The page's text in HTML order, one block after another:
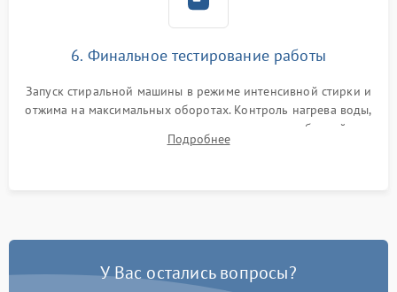
6. Финальное тестирование работы
Запуск стиральной машины в режиме интенсивной стирки и
отжима на максимальных оборотах. Контроль нагрева воды,
корректности слива, отсутствия излишних вибраций,
посторонних стуков и протечек под корпусом.
Подробнее
У Вас остались вопросы?